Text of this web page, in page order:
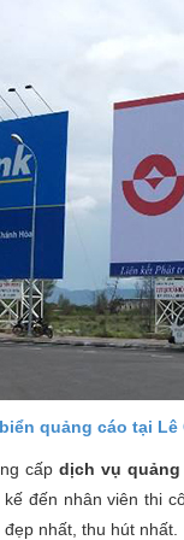
quảng cáo tại Lê
cấp dịch vụ quảng
đến nhân viên thi
nhất, thu hút nhất.